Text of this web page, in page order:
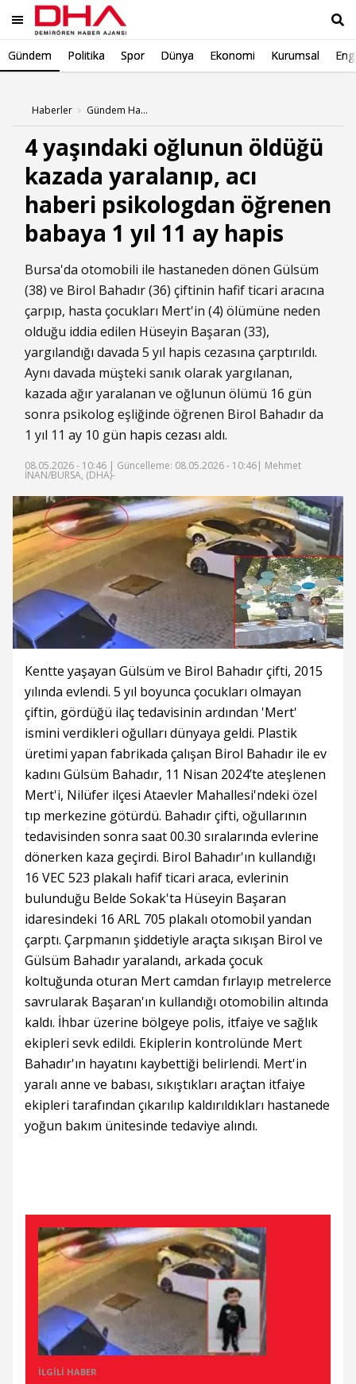
Gündem Politika Spor Dünya Ekonomi Kurumsal
Haberler Gündem Haberleri
4 yaşındaki oğlunun öldüğü
kazada yaralanıp, acı
haberi psikologdan öğrenen
babaya 1 yıl 11 ay hapis
Bursa'da otomobili ile hastaneden dönen Gülsüm
(38) ve Birol Bahadır (36) çiftinin hafif ticari aracına
çarpıp, hasta çocukları Mert'in (4) ölümüne neden
olduğu iddia edilen Hüseyin Başaran (33),
yargılandığı davada 5 yıl hapis cezasına çarptırıldı.
Aynı davada müşteki sanık olarak yargılanan,
kazada ağır yaralanan ve oğlunun ölümü 16 gün
sonra psikolog eşliğinde öğrenen Birol Bahadır da
1 yıl 11 ay 10 gün hapis cezası aldı.
08.05.2026 - 10:46 | Güncelleme: 08.05.2026 - 10:46| Mehmet
İNAN/BURSA, (DHA)-
Kentte yaşayan Gülsüm ve Birol Bahadır çifti, 2015
yılında evlendi. 5 yıl boyunca çocukları olmayan
çiftin, gördüğü ilaç tedavisinin ardından 'Mert'
ismini verdikleri oğulları dünyaya geldi. Plastik
üretimi yapan fabrikada çalışan Birol Bahadır ile ev
kadını Gülsüm Bahadır, 11 Nisan 2024’te ateşlenen
Mert'i, Nilüfer ilçesi Ataevler Mahallesi'ndeki özel
tıp merkezine götürdü. Bahadır çifti, oğullarının
tedavisinden sonra saat 00.30 sıralarında evlerine
dönerken kaza geçirdi. Birol Bahadır'ın kullandığı
16 VEC 523 plakalı hafif ticari araca, evlerinin
bulunduğu Belde Sokak'ta Hüseyin Başaran
idaresindeki 16 ARL 705 plakalı otomobil yandan
çarptı. Çarpmanın şiddetiyle araçta sıkışan Birol ve
Gülsüm Bahadır yaralandı, arkada çocuk
koltuğunda oturan Mert camdan fırlayıp metrelerce
savrularak Başaran'ın kullandığı otomobilin altında
kaldı. İhbar üzerine bölgeye polis, itfaiye ve sağlık
ekipleri sevk edildi. Ekiplerin kontrolünde Mert
Bahadır'ın hayatını kaybettiği belirlendi. Mert'in
yaralı anne ve babası, sıkıştıkları araçtan itfaiye
ekipleri tarafından çıkarılıp kaldırıldıkları hastanede
yoğun bakım ünitesinde tedaviye alındı.
İLGILI HABER